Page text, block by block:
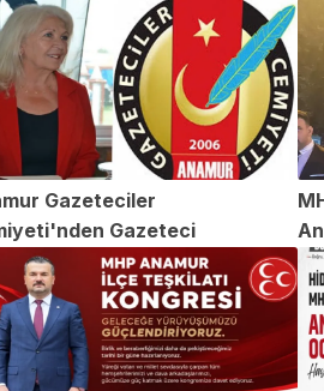
Gazeteciler
Gazeteci
Şehitoğlu'na Yapılan
Kınama